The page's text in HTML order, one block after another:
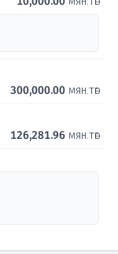
300,000.00 мян.төг
126,281.96 мян.төг